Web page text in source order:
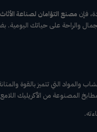
فإن مصنع التؤامان لصناعة
على حياتك اليومية.
والمواد التي تتميز بالقوة